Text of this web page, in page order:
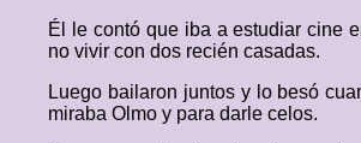
Él le contó que iba a estudiar cine
no vivir con dos recién casadas.
Luego bailaron juntos y lo besó
miraba Olmo y para darle celos.